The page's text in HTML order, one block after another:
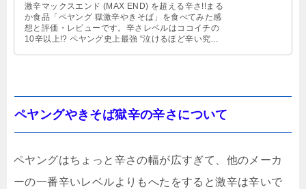
激辛マックスエンド (MAX END) を超える辛さ!!まる
か食品「ペヤング 獄激辛やきそば」を食べてみた感
想と評価・レビューです。辛さレベルはココイチの
10辛以上!? ペヤング史上最強 “泣けるほど辛い究極
ペヤングやきそば獄辛の辛さについて
ペヤングはちょっと辛さの幅が広すぎて、他のメーカ
ーの一番辛いレベルよりもへたをすると激辛は辛いで